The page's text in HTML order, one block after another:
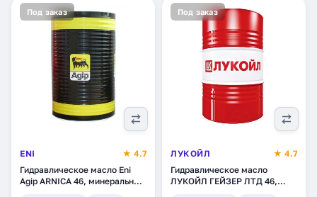
Под заказ
ENI
★ 4.7
Гидравлическое масло Eni
Agip ARNICA 46, минеральное,
Под заказ
ЛУКОЙЛ
★ 4.7
Гидравлическое масло
ЛУКОЙЛ ГЕЙЗЕР ЛТД 46,